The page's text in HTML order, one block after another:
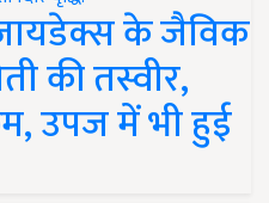
के जैविक
की तस्वीर,
उपज में भी हुई